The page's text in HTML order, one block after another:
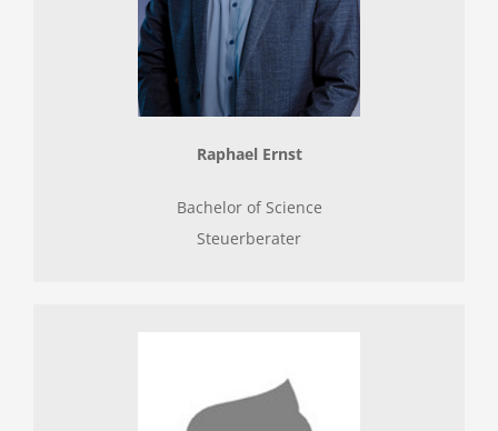
Raphael Ernst
Bachelor of Science
Steuerberater